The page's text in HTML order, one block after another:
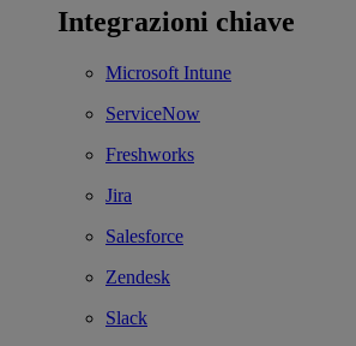
Integrazioni chiave
Microsoft Intune
ServiceNow
Freshworks
Jira
Salesforce
Zendesk
Slack